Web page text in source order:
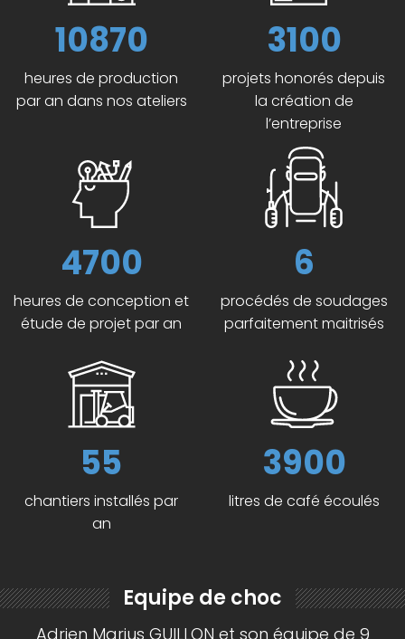
10870
heures de production
par an dans nos ateliers
3100
projets honorés depuis
la création de
l’entreprise
4700
heures de conception et
étude de projet par an
6
procédés de soudages
parfaitement maitrisés
55
chantiers installés par
an
3900
litres de café écoulés
Equipe de choc
Adrien Marius GUILLON et son équipe de 9